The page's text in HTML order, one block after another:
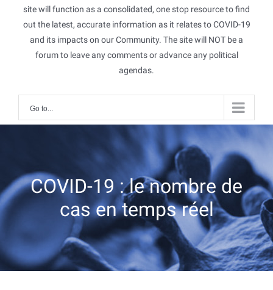
site will function as a consolidated, one stop resource to find
out the latest, accurate information as it relates to COVID-19
and its impacts on our Community. The site will NOT be a
forum to leave any comments or advance any political
agendas.
Go to...
COVID-19 : le nombre de
cas en temps réel